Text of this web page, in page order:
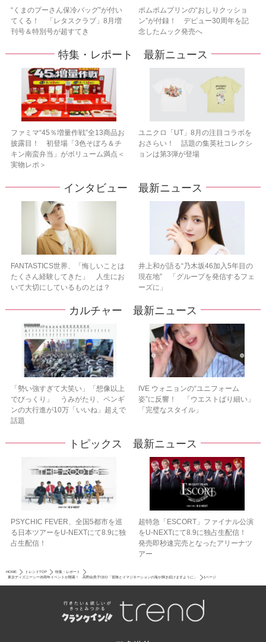
“くまのプーさん保冷バッグ”が付い
てくる！ 「レタスクラブ」8月増
刊号＆特別号が超すてき
ポムポムプリンの“おしりクッショ
ン”が付録！ デビュー30周年を記
念したムック発売へ
特集・レポート 最新ニュース
ファミマ“45％増量作戦”全13商品お
披露目！ 初登場「3色そぼろ＆チ
キン南蛮弁当」がボリューム満点＜
実物レポ＞
ユニクロ「UT」8月の注目コラボを
おさらい！ 話題の集英社コレクシ
ョンは第3弾が登場
インタビュー 最新ニュース
FANTASTICS世界、「悔しいことは
たくさん経験してきた」 人生にお
いて大切にしているものとは？
井上和が語る“乃木坂46加入5年目の
現在地” 「グループを発信するフェ
ーズに」
カルチャー 最新ニュース
「勢い強すぎて大笑い」「想像以上
でびっくり」 うみがたり、ペンギ
ンの大行進が10万「いいね」超えで
話題
IVE ウォニョンの“ユニフォーム
姿”に反響！ 「ウエストばり細い」
「完璧なスタイル」
トピックス 最新ニュース
PSYCHIC FEVER、全国5都市を巡
る日本ツアーをU‐NEXTにて8.9に独
占生配信！
超特急「ESCORT」ファイナル公演
をU-NEXTにて8.9に独占生配信！
発売即秒速完売となったアリーナツ
アー
HOME トレンドTOP
特集・レポート
東京ディズニーシー25周年イベントが開幕！ 高野由美子CEO「冒険とイマジネーションの海が輝き続けますように」
1ページ